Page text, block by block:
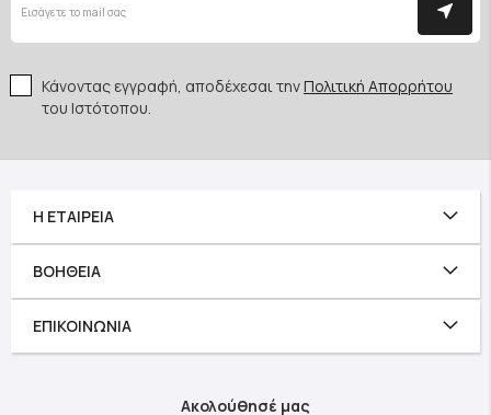
Κάνοντας εγγραφή, αποδέχεσαι τηνΠολιτική Απορρήτου
του Ιστότοπου.
Η ΕΤΑΙΡΕΊΑ
ΒΟΉΘΕΙΑ
ΕΠΙΚΟΙΝΩΝΊΑ
Ακολούθησέ μας